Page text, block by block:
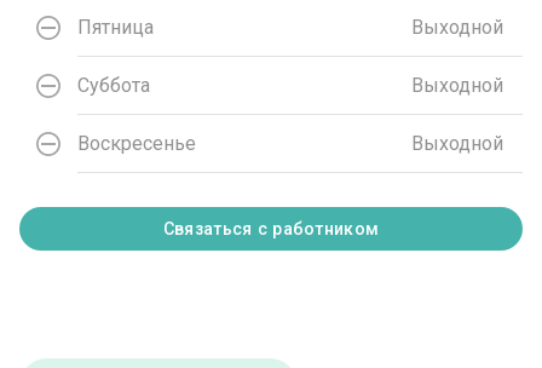
Пятница Выходной
Суббота Выходной
Воскресенье Выходной
Связаться с работником